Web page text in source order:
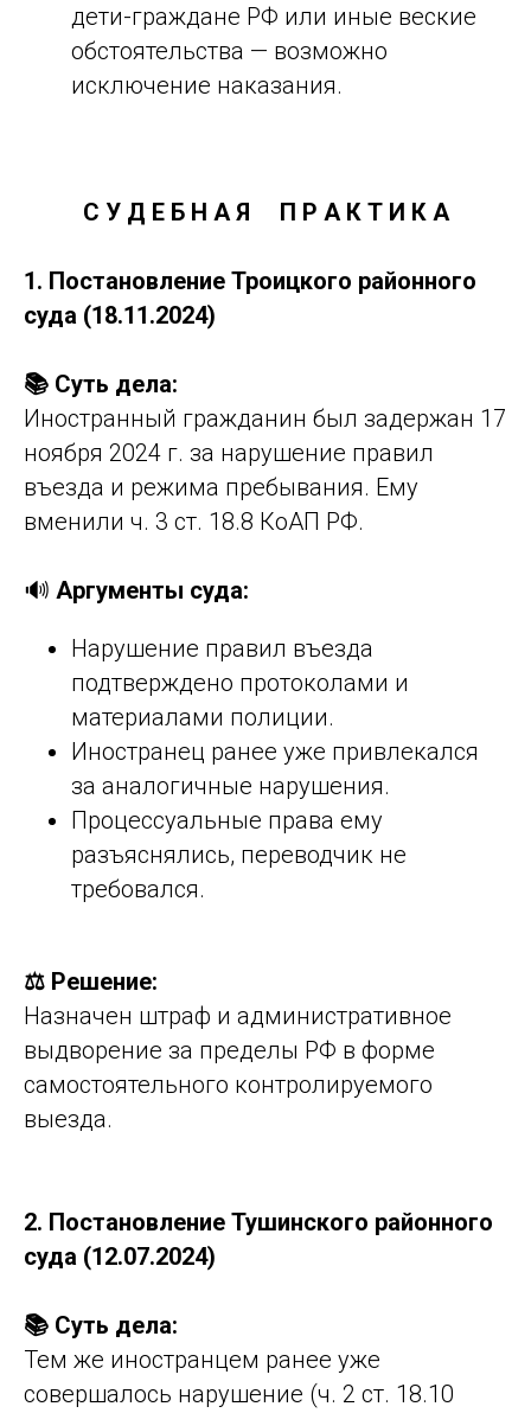
дети-граждане РФ или иные веские
обстоятельства — возможно
исключение наказания.
С У Д Е Б Н А Я П Р А К Т И К А
1. Постановление Троицкого районного
суда (18.11.2024)
📚 Суть дела:
Иностранный гражданин был задержан 17
ноября 2024 г. за нарушение правил
въезда и режима пребывания. Ему
вменили ч. 3 ст. 18.8 КоАП РФ.
🔊 Аргументы суда:
Нарушение правил въезда
подтверждено протоколами и
материалами полиции.
Иностранец ранее уже привлекался
за аналогичные нарушения.
Процессуальные права ему
разъяснялись, переводчик не
требовался.
⚖️ Решение:
Назначен штраф и административное
выдворение за пределы РФ в форме
самостоятельного контролируемого
выезда.
2. Постановление Тушинского районного
суда (12.07.2024)
📚 Суть дела:
Тем же иностранцем ранее уже
совершалось нарушение (ч. 2 ст. 18.10